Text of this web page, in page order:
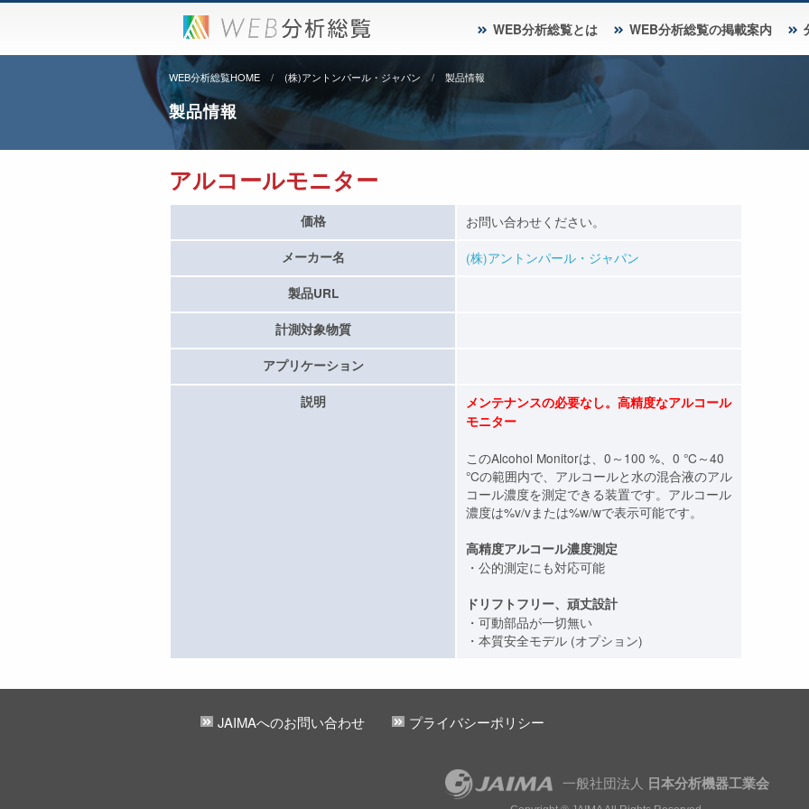
WEB分析総覧とは WEB分析総覧の掲載案内
WEB分析総覧HOME (株)アントンパール・ジャパン 製品情報
製品情報
アルコールモニター
価格 お問い合わせください。
メーカー名 (株)アントンパール・ジャパン
製品URL
計測対象物質
アプリケーション
説明
メンテナンスの必要なし。高精度なアルコール
モニター
このAlcohol Monitorは、0～100 %、0 °C～40
°Cの範囲内で、アルコールと水の混合液のアル
コール濃度を測定できる装置です。アルコール
濃度は%v/vまたは%w/wで表示可能です。
高精度アルコール濃度測定
・公的測定にも対応可能
ドリフトフリー、頑丈設計
・可動部品が一切無い
・本質安全モデル (オプション)
JAIMAへのお問い合わせ プライバシーポリシー
一般社団法人 日本分析機器工業会